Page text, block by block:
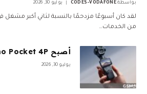
بواسطة CODES-VODAFONE يوليو 30, 2026
لقد كان أسبوعًا مزدحمًا بالنسبة لثاني أكبر مشغل
من الخدمات…
أصبح DJI Osmo Pocket 4P عالميًا
يوليو 30, 2026